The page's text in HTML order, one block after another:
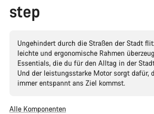
step
Ungehindert durch die Straßen der Stadt
leichte und ergonomische Rahmen
Essentials, die du für den Alltag in der
Und der leistungsstarke Motor sorgt dafür,
immer entspannt ans Ziel kommst.
Alle Komponenten